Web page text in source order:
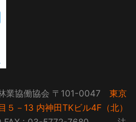
業協働協会 〒101-0047 東京
５－13 内神田TKビル4F（北）